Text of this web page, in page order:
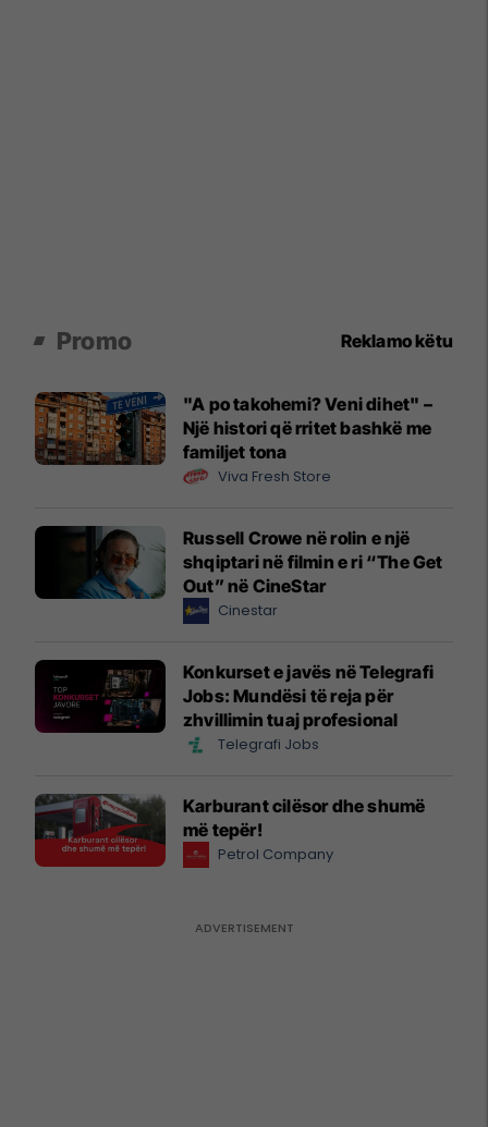
Promo Reklamo këtu
"A po takohemi? Veni dihet" –
Një histori që rritet bashkë me
familjet tona
Viva Fresh Store
Russell Crowe në rolin e një
shqiptari në filmin e ri “The Get
Out” në CineStar
Cinestar
Konkurset e javës në Telegrafi
Jobs: Mundësi të reja për
zhvillimin tuaj profesional
Telegrafi Jobs
Karburant cilësor dhe shumë
më tepër!
Petrol Company